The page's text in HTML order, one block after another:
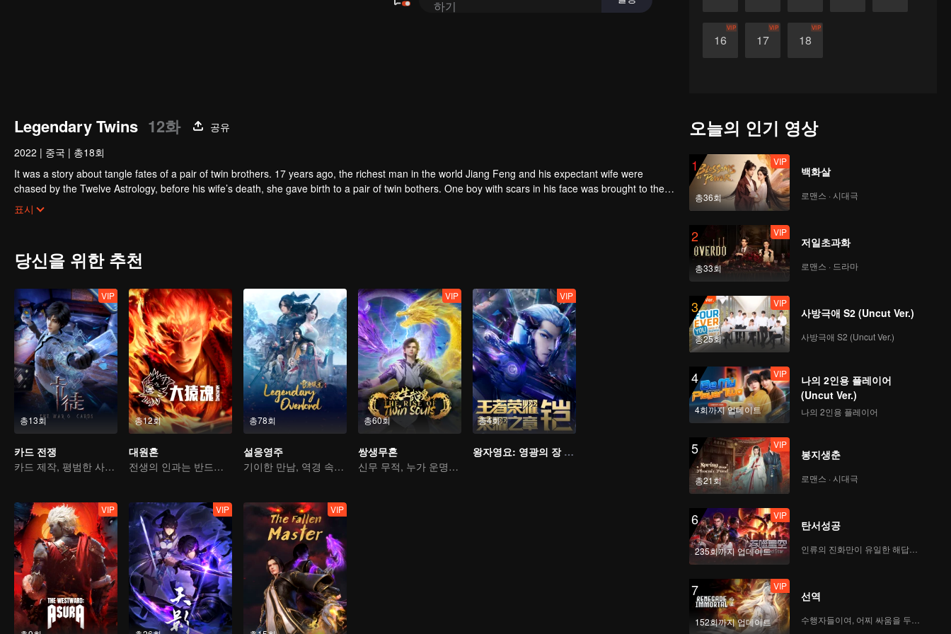
16
VIP
17
VIP
18
VIP
Legendary Twins 12화
공유
2022 | 중국 | 총18회
It was a story about tangle fates of a pair of twin brothers. 17 years ago, the richest man in the world Jiang Feng and his expectant wife were
chased by the Twelve Astrology, before his wife’s death, she gave birth to a pair of twin bothers. One boy with scars in his face was brought to the
Villains' Valley, the other boy was brought to the forbidden area in the Martial arts World, Palace Yihua.
After many years, the young man with scars in his face Jiang Xiaoyu was brought up by five evils in the Villains' Valley and wanted to be the first
villain in the world. Hua Wuque did good deeds and destroyed evil in the spirit of defending traditional moral principles.
표시
당신을 위한 추천
총13회
VIP
카드 전쟁
카드 제작, 평범한 사람에서 영웅으로
총12회
대원혼
전생의 인과는 반드시 하늘을 물어뜯을 것
총78회
설응영주
기이한 만남, 역경 속에서 다시 살아난 소년
총60회
VIP
쌍생무혼
신무 무적, 누가 운명을 지배하나
총4회
VIP
왕자영요: 영광의 장 운명의 편
VIP VIP VIP
오늘의 인기 영상
1
총36회
VIP
백화살
로맨스 · 시대극
2
총33회
VIP
저일초과화
로맨스 · 드라마
3
총25회
VIP
사방극애 S2 (Uncut Ver.)
사방극애 S2 (Uncut Ver.)
4
4회까지 업데이트
VIP
나의 2인용 플레이어
(Uncut Ver.)
나의 2인용 플레이어
5
총21회
VIP
봉지생춘
로맨스 · 시대극
6
235회까지 업데이트
VIP
탄서성공
인류의 진화만이 유일한 해답이다
7
152회까지 업데이트
VIP
선역